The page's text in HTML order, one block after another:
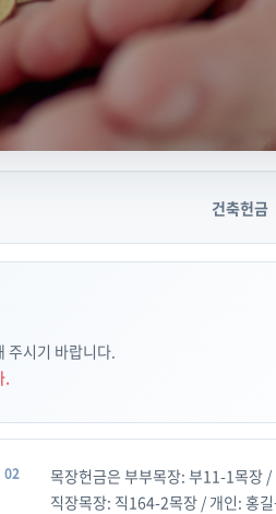
건축헌금
주시기 바랍니다.
.
목장헌금은 부부목장: 부11-1목장
직장목장: 직164-2목장 / 개인: 홍